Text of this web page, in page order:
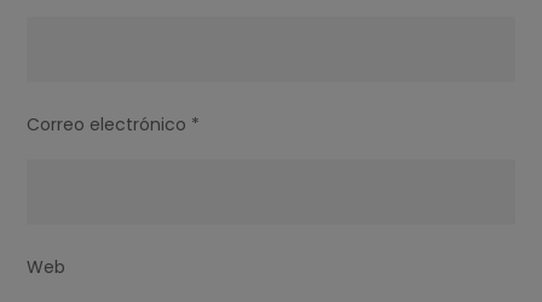
Correo electrónico *
Web